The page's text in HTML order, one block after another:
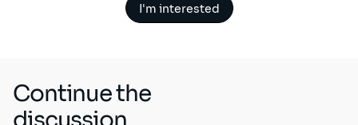
I'm interested
Continue the